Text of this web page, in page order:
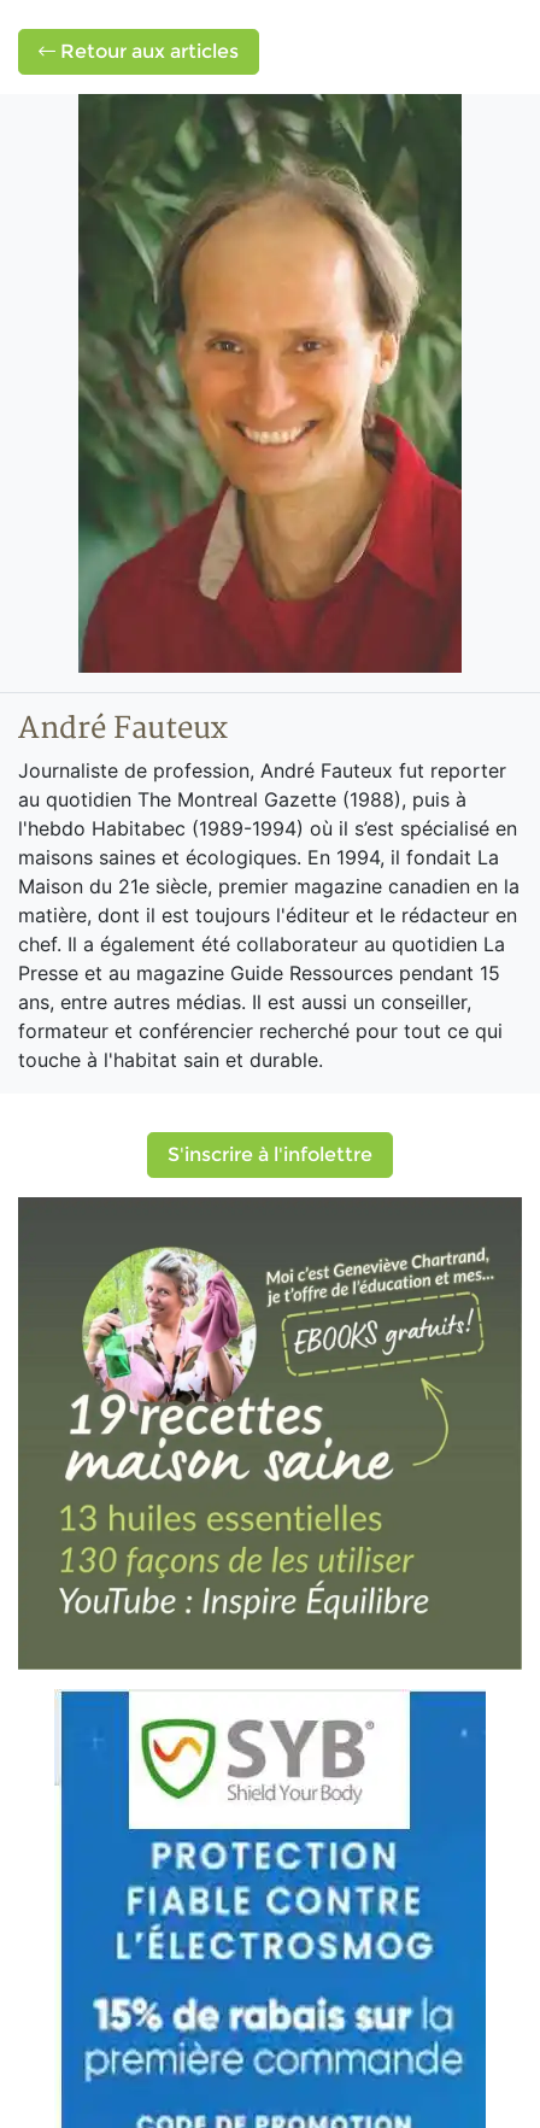
Retour aux articles
André Fauteux
Journaliste de profession, André Fauteux fut reporter
au quotidien The Montreal Gazette (1988), puis à
l'hebdo Habitabec (1989-1994) où il s’est spécialisé en
maisons saines et écologiques. En 1994, il fondait La
Maison du 21e siècle, premier magazine canadien en la
matière, dont il est toujours l'éditeur et le rédacteur en
chef. Il a également été collaborateur au quotidien La
Presse et au magazine Guide Ressources pendant 15
ans, entre autres médias. Il est aussi un conseiller,
formateur et conférencier recherché pour tout ce qui
touche à l'habitat sain et durable.
S'inscrire à l'infolettre